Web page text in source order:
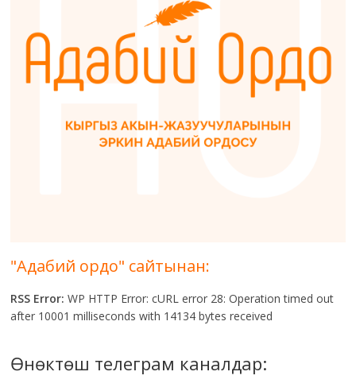
"Адабий ордо" сайтынан:
RSS Error: WP HTTP Error: cURL error 28: Operation timed out
after 10001 milliseconds with 14134 bytes received
Өнөктөш телеграм каналдар: